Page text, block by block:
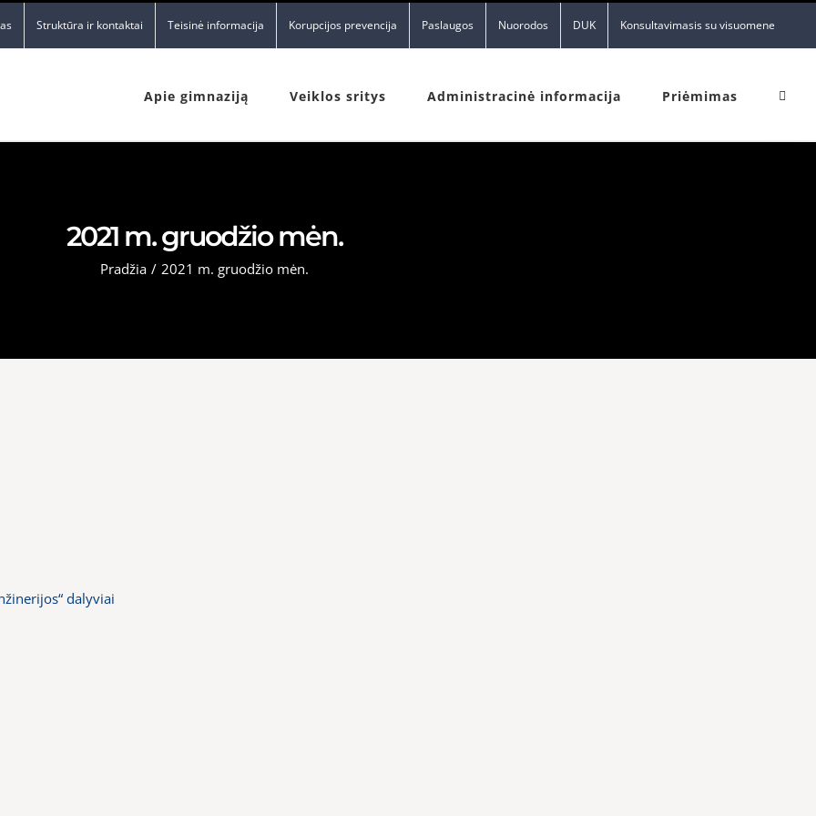
Struktūra ir kontaktai Teisinė informacija Korupcijos prevencija Paslaugos Nuorodos DUK Konsultavimasis su visuomene
Apie gimnaziją Veiklos sritys Administracinė informacija Priėmimas
2021 m. gruodžio mėn.
Pradžia / 2021 m. gruodžio mėn.
dalyviai